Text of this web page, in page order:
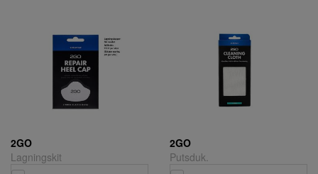
2GO
Lagningskit
2GO
Putsduk.